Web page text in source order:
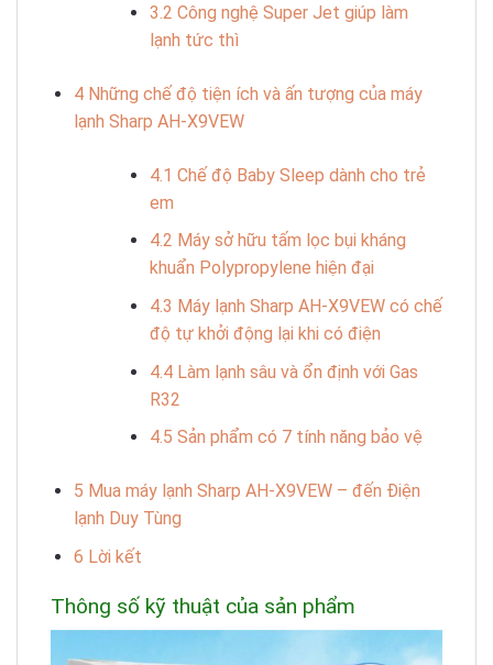
3.2 Công nghệ Super Jet giúp làm
lạnh tức thì
4Những chế độ tiện ích và ấn tượng của máy
lạnh Sharp AH-X9VEW
4.1 Chế độ Baby Sleep dành cho trẻ
em
4.2 Máy sở hữu tấm lọc bụi kháng
khuẩn Polypropylene hiện đại
4.3 Máy lạnh Sharp AH-X9VEW có chế
độ tự khởi động lại khi có điện
4.4Làm lạnh sâu và ổn định với Gas
R32
4.5 Sản phẩm có 7 tính năng bảo vệ
5 Mua máy lạnh Sharp AH-X9VEW – đến Điện
lạnh Duy Tùng
6 Lời kết
Thông số kỹ thuật của sản phẩm